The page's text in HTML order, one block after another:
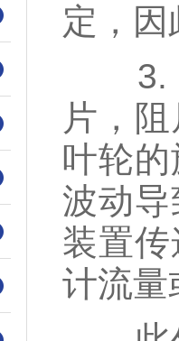
定，
3. 信
片，
叶轮
波动
装置
计流量